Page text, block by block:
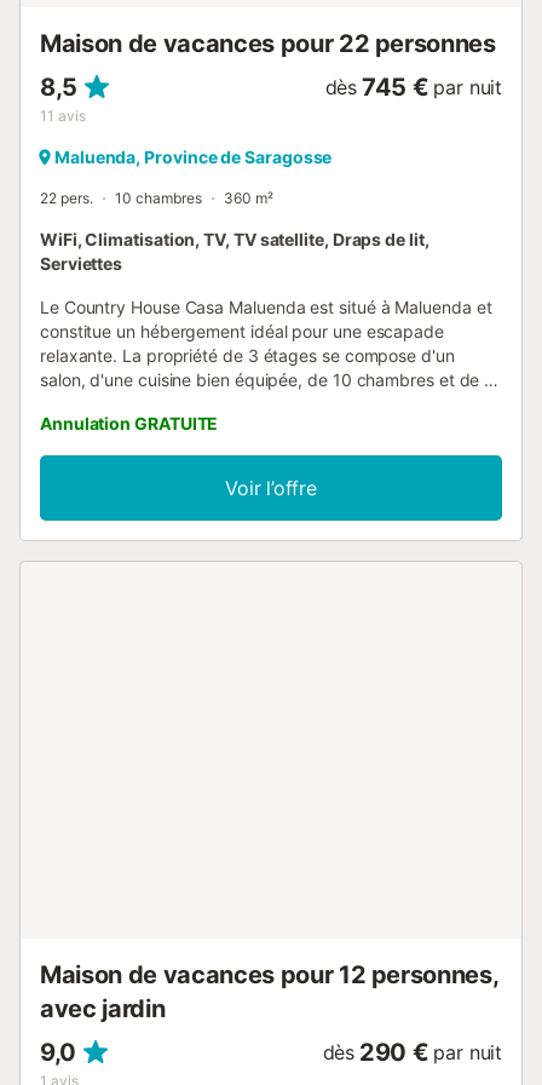
Maison de vacances pour 22 personnes
8,5
11 avis
dès 745 € par nuit
Maluenda, Province de Saragosse
22 pers. 10 chambres 360 m²
WiFi, Climatisation, TV, TV satellite, Draps de lit,
Serviettes
Le Country House Casa Maluenda est situé à Maluenda et
constitue un hébergement idéal pour une escapade
relaxante. La propriété de 3 étages se compose d'un
salon, d'une cuisine bien équipée, de 10 chambres et de 11
équipements supplémentaires comprennent le Wi-Fi, une
télévision, la climatisation ainsi qu'une machine à laver. Un
lit bébé est également disponible. 4 places de parking
sont disponibles sur la propriété. Les animaux
domestiques, le tabagisme et la célébration d'événements
Annulation GRATUITE
Voir l’offre
Maison de vacances pour 12 personnes,
avec jardin
9,0
1 avis
dès 290 € par nuit